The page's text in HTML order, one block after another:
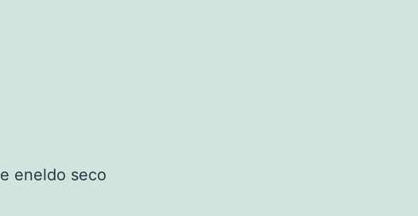
eneldo seco